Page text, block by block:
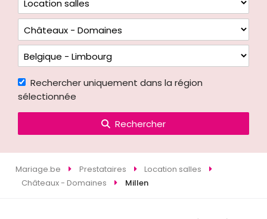
Rechercher uniquement dans la région
sélectionnée
Rechercher
Mariage.be Prestataires
Location salles
Châteaux - Domaines
Millen